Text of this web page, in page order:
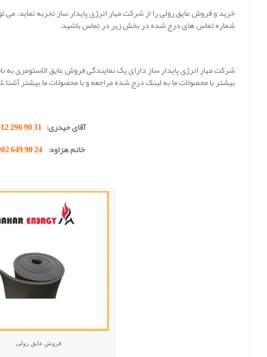
خرید و فروش عایق رولی را از شرکت مهار انرژی پایدار ساز تجربه نماید،
شماره تماس های درج شده در بخش زیر در تماس باشید.
شرکت مهار انرژی پایدار ساز دارای یک نمایندگی فروش عایق الاستومری به
بیشتر با محصولات ما به لینک درج شده مراجعه و با محصولات ما بیشتر آشنا
آقای حیدری: 31 90 296 0912
خانم هزاوه:24 90 649 0902
فروش عایق رولی